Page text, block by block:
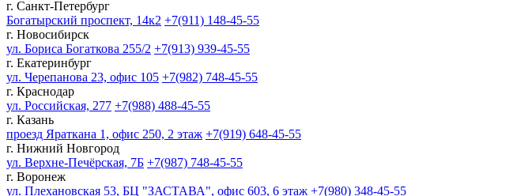
г. Санкт-Петербург
Богатырский проспект, 14к2 +7(911) 148-45-55
г. Новосибирск
ул. Бориса Богаткова 255/2 +7(913) 939-45-55
г. Екатеринбург
ул. Черепанова 23, офис 105 +7(982) 748-45-55
г. Краснодар
ул. Российская, 277 +7(988) 488-45-55
г. Казань
проезд Яраткана 1, офис 250, 2 этаж +7(919) 648-45-55
г. Нижний Новгород
ул. Верхне-Печёрская, 7Б +7(987) 748-45-55
г. Воронеж
ул. Плехановская 53, БЦ "ЗАСТАВА", офис 603, 6 этаж +7(980) 348-45-55